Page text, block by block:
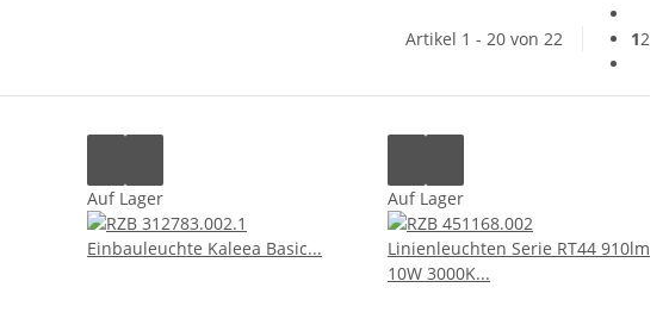
Artikel 1 - 20 von 22 12
Auf Lager Auf Lager